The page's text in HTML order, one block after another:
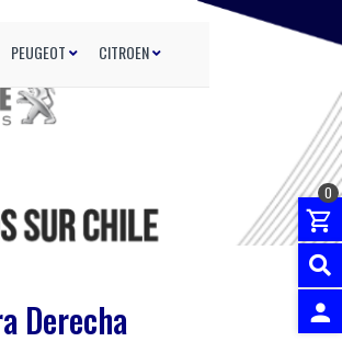
PEUGEOT CITROEN
0
Derecha